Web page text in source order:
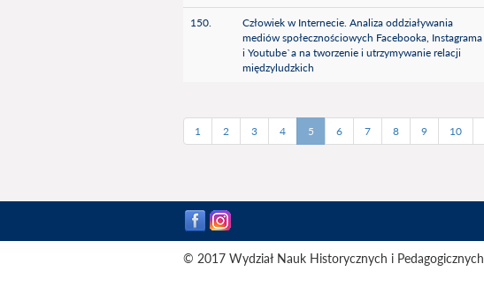
150.
Człowiek w Internecie. Analiza oddziaływania
mediów społecznościowych Facebooka, Instagrama
i Youtube`a na tworzenie i utrzymywanie relacji
międzyludzkich
1 2 3 4 5 6 7 8 9 10
© 2017 Wydział Nauk Historycznych i Pedagogicznych